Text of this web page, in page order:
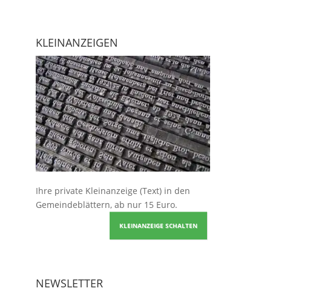
KLEINANZEIGEN
Ihre private Kleinanzeige (Text) in den
Gemeindeblättern, ab nur 15 Euro.
KLEINANZEIGE SCHALTEN
NEWSLETTER